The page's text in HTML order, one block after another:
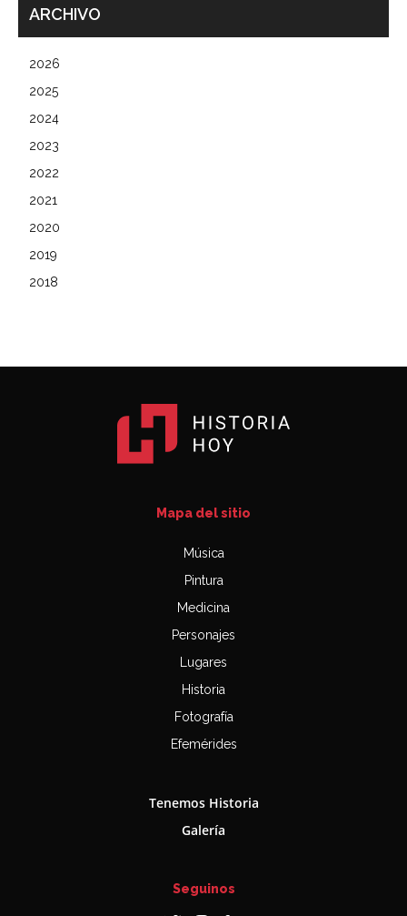
ARCHIVO
2026
2025
2024
2023
2022
2021
2020
2019
2018
Mapa del sitio
Música
Pintura
Medicina
Personajes
Lugares
Historia
Fotografía
Efemérides
Tenemos Historia
Galería
Seguinos